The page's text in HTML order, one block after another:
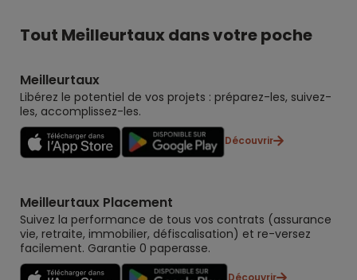
Tout Meilleurtaux dans votre poche
Meilleurtaux
Libérez le potentiel de vos projets : préparez-les, suivez-
les, accomplissez-les.
Découvrir
Meilleurtaux Placement
Suivez la performance de tous vos contrats (assurance
vie, retraite, immobilier, défiscalisation) et re-versez
facilement. Garantie 0 paperasse.
Découvrir